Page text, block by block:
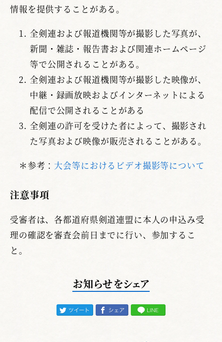
情報を提供することがある。
全剣連および報道機関等が撮影した写真が、
新聞・雑誌・報告書および関連ホームページ
等で公開されることがある。
全剣連および報道機関等が撮影した映像が、
中継・録画放映およびインターネットによる
配信で公開されることがある
全剣連の許可を受けた者によって、撮影され
た写真および映像が販売されることがある。
＊参考： 大会等におけるビデオ撮影等について
注意事項
受審者は、各都道府県剣道連盟に本人の申込み受
理の確認を審査会前日までに行い、参加するこ
と。
お知らせをシェア